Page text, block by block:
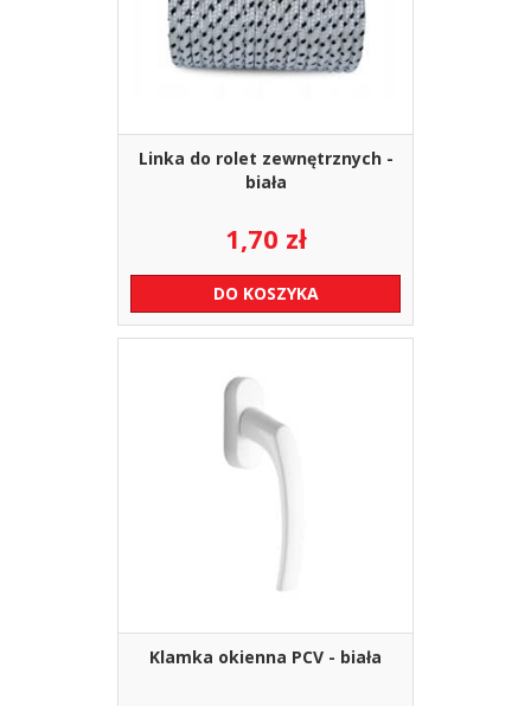
Linka do rolet zewnętrznych -
biała
1,70 zł
DO KOSZYKA
Klamka okienna PCV - biała